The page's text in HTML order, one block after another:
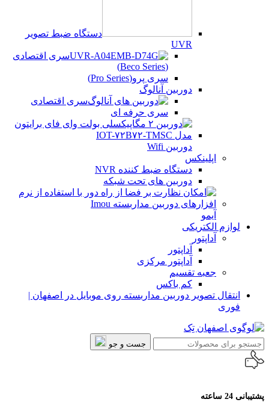
دستگاه ضبط تصویر
UVR
سری اقتصادی
(Beco Series)
سری پرو(Pro Series)
دوربین آنالوگ
سری اقتصادی
سری حرفه ای
دوربین Wifi
اپلینکس
دستگاه ضبط کننده NVR
دوربین های تحت شبکه
آیمو
لوازم الکتریکی
آداپتور
آداپتور
آداپتور مرکزی
جعبه تقسیم
کم باکس
انتقال تصویر دوربین مداربسته روی موبایل در اصفهان |
فوری
جست و جو
پشتیبانی 24 ساعته